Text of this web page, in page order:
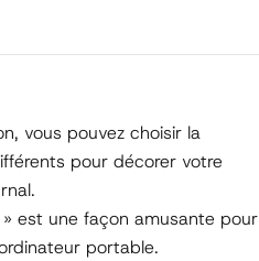
vous pouvez choisir la
pour décorer votre
est une façon amusante pour
portable.